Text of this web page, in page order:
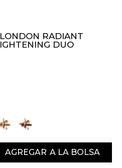
RADIANT
DUO
AGREGAR